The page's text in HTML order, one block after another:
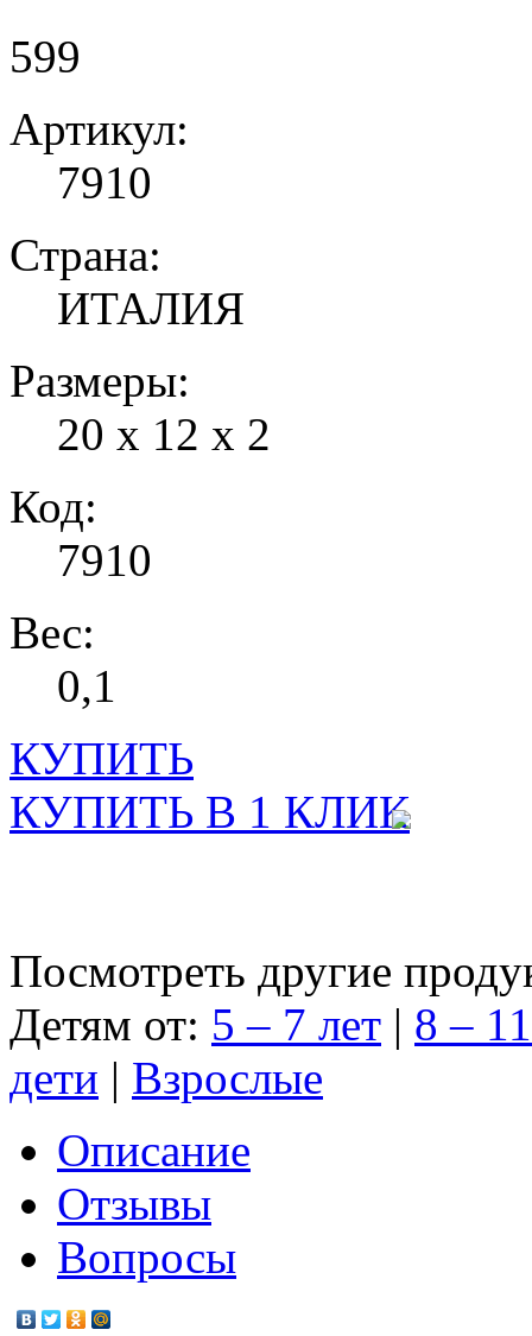
599
Артикул:
7910
Страна:
ИТАЛИЯ
Размеры:
20 х 12 х 2
Код:
7910
Вес:
0,1
КУПИТЬ
КУПИТЬ В 1 КЛИК
Посмотреть другие
Детям от: 5 – 7 лет | 8 –
дети | Взрослые
Описание
Отзывы
Вопросы